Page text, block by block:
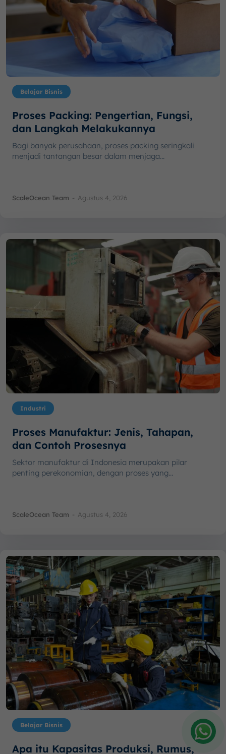
Belajar Bisnis
Proses Packing: Pengertian, Fungsi,
dan Langkah Melakukannya
Bagi banyak perusahaan, proses packing seringkali
menjadi tantangan besar dalam menjaga...
ScaleOcean Team - Agustus 4, 2026
Industri
Proses Manufaktur: Jenis, Tahapan,
dan Contoh Prosesnya
Sektor manufaktur di Indonesia merupakan pilar
penting perekonomian, dengan proses yang...
ScaleOcean Team - Agustus 4, 2026
Belajar Bisnis
Apa itu Kapasitas Produksi, Rumus,Amelia